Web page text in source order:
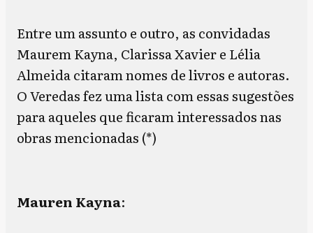
Entre um assunto e outro, as convidadas
Maurem Kayna, Clarissa Xavier e Lélia
Almeida citaram nomes de livros e autoras.
O Veredas fez uma lista com essas sugestões
para aqueles que ficaram interessados nas
obras mencionadas (*)
Mauren Kayna: